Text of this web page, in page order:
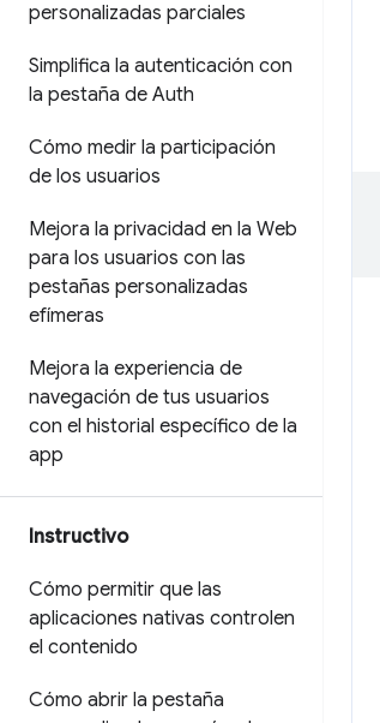
personalizadas parciales
Simplifica la autenticación con
la pestaña de Auth
Cómo medir la participación
de los usuarios
Mejora la privacidad en la Web
para los usuarios con las
pestañas personalizadas
efímeras
Mejora la experiencia de
navegación de tus usuarios
con el historial específico de la
app
Instructivo
Cómo permitir que las
aplicaciones nativas controlen
el contenido
Cómo abrir la pestaña